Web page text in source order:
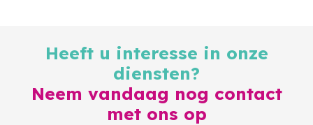
Heeft u interesse in onze
diensten?
Neem vandaag nog contact
met ons op